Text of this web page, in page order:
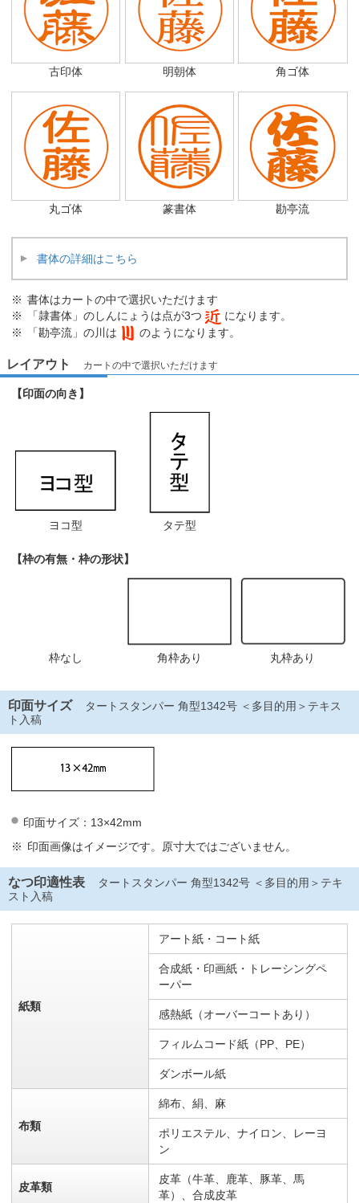
古印体 明朝体 角ゴ体
丸ゴ体 篆書体 勘亭流
書体の詳細はこちら
書体はカートの中で選択いただけます
「隷書体」のしんにょうは点が3つ
になります。
「勘亭流」の川は
のようになります。
レイアウト カートの中で選択いただけます
【印面の向き】
ヨコ型 タテ型
【枠の有無・枠の形状】
枠なし 角枠あり 丸枠あり
印面サイズ
タートスタンパー 角型1342号 ＜多目的用＞テキス
ト入稿
印面サイズ：13×42mm
印面画像はイメージです。原寸大ではございません。
なつ印適性表
タートスタンパー 角型1342号 ＜多目的用＞テキ
スト入稿
紙類
アート紙・コート紙
合成紙・印画紙・トレーシングペ
ーパー
感熱紙（オーバーコートあり）
フィルムコード紙（PP、PE）
ダンボール紙
布類
綿布、絹、麻
ポリエステル、ナイロン、レーヨ
ン
皮革類
皮革（牛革、鹿革、豚革、馬
革）、合成皮革